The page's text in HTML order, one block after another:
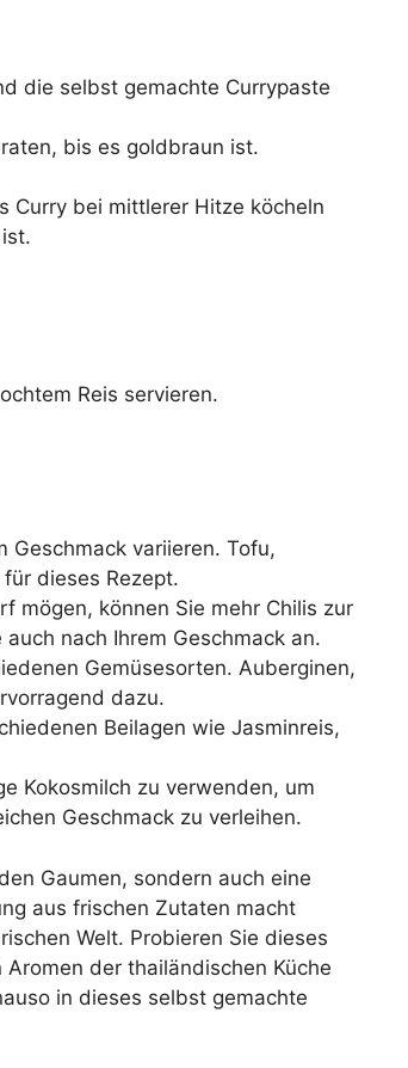
die selbst gemachte Currypaste
bis es goldbraun ist.
Curry bei mittlerer Hitze köcheln
Reis servieren.
Geschmack variieren. Tofu,
dieses Rezept.
mögen, können Sie mehr Chilis zur
nach Ihrem Geschmack an.
Gemüsesorten. Auberginen,
dazu.
Beilagen wie Jasminreis,
Kokosmilch zu verwenden, um
Geschmack zu verleihen.
Gaumen, sondern auch eine
aus frischen Zutaten macht
Welt. Probieren Sie dieses
der thailändischen Küche
in dieses selbst gemachte